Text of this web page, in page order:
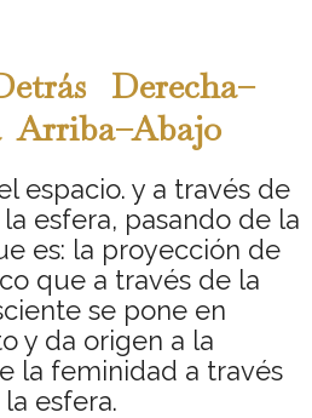
Derecha–
Arriba–Abajo
espacio. y a través de
esfera, pasando de la
es: la proyección de
que a través de la
se pone en
y da origen a la
la feminidad a través
esfera.